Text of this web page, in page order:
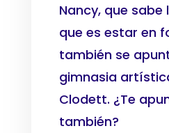
Nancy, que
que es estar en
también se
gimnasia
Clodett. ¿Te
también?